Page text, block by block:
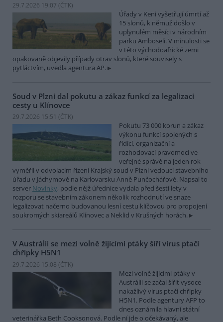
29.7.2026 19:07 (ČTK)
Úřady v Keni vyšetřují úmrtí až
15 slonů, k němuž došlo v
uplynulém měsíci v národním
parku Amboseli. V minulosti se
v této východoafrické zemi
opakovaně objevily případy otrav slonů, které souvisely s
pytláctvím, uvedla agentura AP.
Soud v Plzni dal pokutu a zákaz funkcí za legalizaci
cesty u Klínovce
29.7.2026 15:51 (ČTK)
Pokutu 73 000 korun a zákaz
výkonu funkcí spojených s
řídící, organizační a
rozhodovací pravomocí ve
veřejné správě na jeden rok
vyměřil v odvolacím řízení Krajský soud v Plzni vedoucí stavebního
úřadu v Jáchymově na Karlovarsku Anně Punčochářové. Napsal to
server Novinky, podle nějž úřednice vydala před šesti lety v
rozporu se stavebním zákonem několik rozhodnutí ve snaze
legalizovat načerno budovanou lesní cestu klíčovou pro propojení
soukromých skiareálů Klínovec a Neklid v Krušných horách.
V Austrálii se mezi volně žijícími ptáky šíří virus ptačí
chřipky H5N1
29.7.2026 15:08 (ČTK)
Mezi volně žijícími ptáky v
Austrálii se začal šířit vysoce
nakažlivý virus ptačí chřipky
H5N1. Podle agentury AFP to
dnes oznámila hlavní státní
veterinářka Beth Cooksonová. Podle ní jde o očekávaný, ale